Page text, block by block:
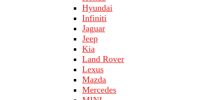
Hyundai
Infiniti
Jaguar
Jeep
Kia
Land Rover
Lехus
Mazda
Merсеdеs